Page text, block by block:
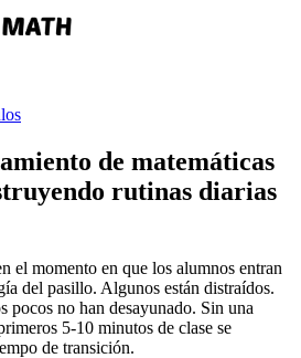
de matemáticas
rutinas diarias
el momento en que los alumnos entran
del pasillo. Algunos están distraídos.
pocos no han desayunado. Sin una
5-10 minutos de clase se
de transición.